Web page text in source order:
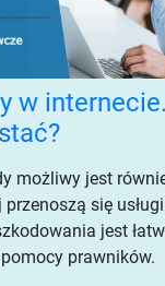
w
możliwy jest
się
jest
prawników.